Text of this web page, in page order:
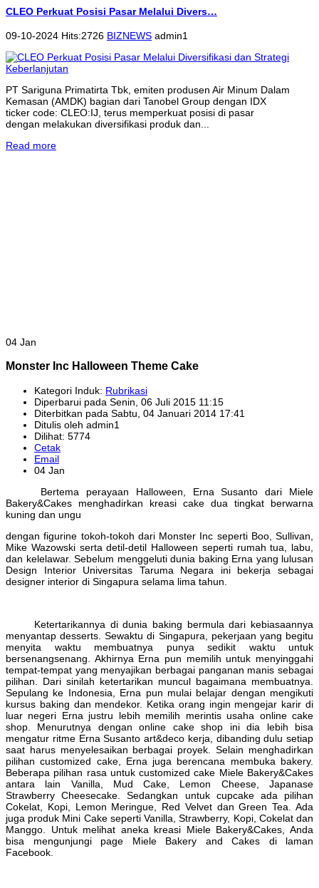
CLEO Perkuat Posisi Pasar Melalui Divers…
09-10-2024 Hits:2726 BIZNEWS admin1
PT Sariguna Primatirta Tbk, emiten produsen Air Minum Dalam
Kemasan (AMDK) bagian dari Tanobel Group dengan IDX
ticker code: CLEO:IJ, terus memperkuat posisi di pasar
dengan melakukan diversifikasi produk dan...
Read more
04 Jan
Monster Inc Halloween Theme Cake
Kategori Induk: Rubrikasi
Diperbarui pada Senin, 06 Juli 2015 11:15
Diterbitkan pada Sabtu, 04 Januari 2014 17:41
Ditulis oleh admin1
Dilihat: 5774
Cetak
Email
04 Jan
Bertema perayaan Halloween, Erna Susanto dari Miele
Bakery&Cakes menghadirkan kreasi cake dua tingkat berwarna
kuning dan ungu
dengan figurine tokoh-tokoh dari Monster Inc seperti Boo, Sullivan,
Mike Wazowski serta detil-detil Halloween seperti rumah tua, labu,
dan kelelawar. Sebelum menggeluti dunia baking Erna yang lulusan
Design Interior Universitas Taruma Negara ini bekerja sebagai
designer interior di Singapura selama lima tahun.
Ketertarikannya di dunia baking bermula dari kebiasaannya
menyantap desserts. Sewaktu di Singapura, pekerjaan yang begitu
menyita waktu membuatnya punya sedikit waktu untuk
bersenangsenang. Akhirnya Erna pun memilih untuk menyinggahi
tempat-tempat yang menyajikan berbagai panganan manis sebagai
pilihan. Dari sinilah ketertarikan muncul bagaimana membuatnya.
Sepulang ke Indonesia, Erna pun mulai belajar dengan mengikuti
kursus baking dan mendekor. Ketika orang ingin mengejar karir di
luar negeri Erna justru lebih memilih merintis usaha online cake
shop. Menurutnya dengan online cake shop ini dia lebih bisa
mengatur ritme Erna Susanto art&deco kerja, dibanding dulu setiap
saat harus menyelesaikan berbagai proyek. Selain menghadirkan
pilihan customized cake, Erna juga berencana membuka bakery.
Beberapa pilihan rasa untuk customized cake Miele Bakery&Cakes
antara lain Vanilla, Mud Cake, Lemon Cheese, Japanase
Strawberry Cheesecake. Sedangkan untuk cupcake ada pilihan
Cokelat, Kopi, Lemon Meringue, Red Velvet dan Green Tea. Ada
juga produk Mini Cake seperti Vanilla, Strawberry, Kopi, Cokelat dan
Manggo. Untuk melihat aneka kreasi Miele Bakery&Cakes, Anda
bisa mengunjungi page Miele Bakery and Cakes di laman
Facebook.